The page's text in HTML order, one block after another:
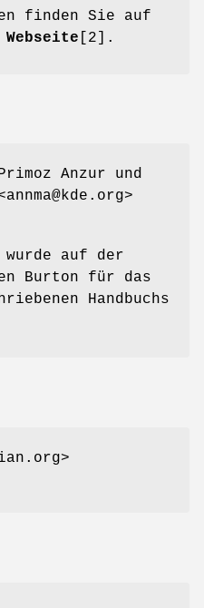
finden Sie auf
Webseite [2].
Anzur und
wurde auf der
Burton für das
Handbuchs